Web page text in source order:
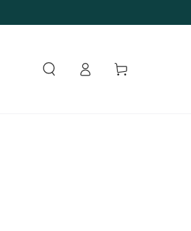
Sie
Korb